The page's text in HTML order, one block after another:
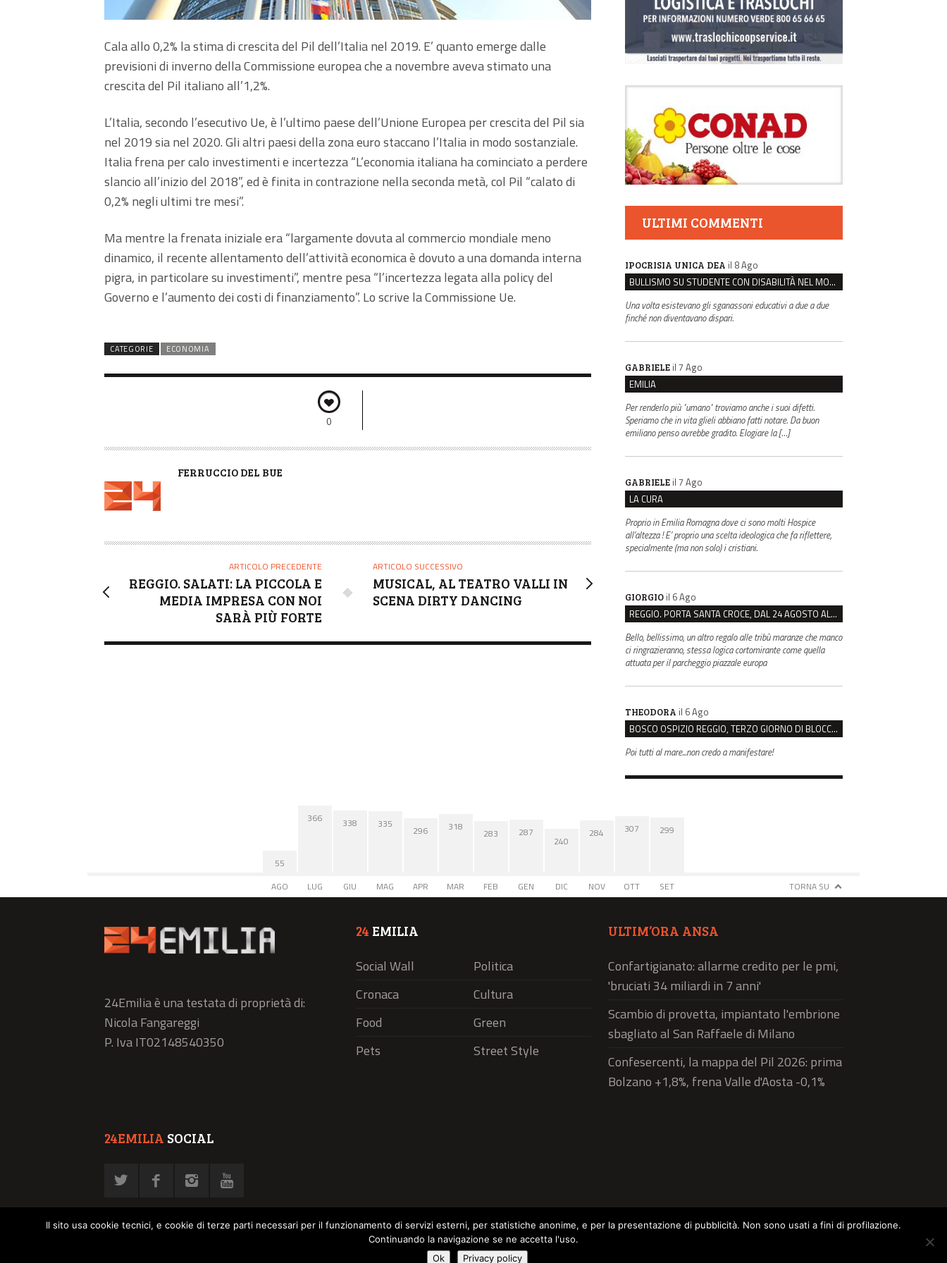
Cala allo 0,2% la stima di crescita del Pil dell’Italia nel 2019. E’ quanto emerge dalle
previsioni di inverno della Commissione europea che a novembre aveva stimato una
crescita del Pil italiano all’1,2%.
L’Italia, secondo l’esecutivo Ue, è l’ultimo paese dell’Unione Europea per crescita del Pil sia
nel 2019 sia nel 2020. Gli altri paesi della zona euro staccano l’Italia in modo sostanziale.
Italia frena per calo investimenti e incertezza “L’economia italiana ha cominciato a perdere
slancio all’inizio del 2018”, ed è finita in contrazione nella seconda metà, col Pil “calato di
0,2% negli ultimi tre mesi”.
Ma mentre la frenata iniziale era “largamente dovuta al commercio mondiale meno
dinamico, il recente allentamento dell’attività economica è dovuto a una domanda interna
pigra, in particolare su investimenti”, mentre pesa “l’incertezza legata alla policy del
Governo e l’aumento dei costi di finanziamento”. Lo scrive la Commissione Ue.
CATEGORIE ECONOMIA
0
A
R
FERRUCCIO DEL BUE
ARTICOLO PRECEDENTE
REGGIO. SALATI: LA PICCOLA E
MEDIA IMPRESA CON NOI
SARÀ PIÙ FORTE
ARTICOLO SUCCESSIVO
MUSICAL, AL TEATRO VALLI IN
SCENA DIRTY DANCING
ULTIMI COMMENTI
IPOCRISIA UNICA DEA il 8 Ago
BULLISMO SU STUDENTE CON DISABILITÀ NEL MODENESE, INDAGATI DUE RAGAZZI DI 16 ANNI
Una volta esistevano gli sganassoni educativi a due a due
finché non diventavano dispari.
GABRIELE il 7 Ago
EMILIA
Per renderlo più "umano" troviamo anche i suoi difetti.
Speriamo che in vita glieli abbiano fatti notare. Da buon
emiliano penso avrebbe gradito. Elogiare la […]
GABRIELE il 7 Ago
LA CURA
Proprio in Emilia Romagna dove ci sono molti Hospice
all’altezza ! E’ proprio una scelta ideologica che fa riflettere,
specialmente (ma non solo) i cristiani.
GIORGIO il 6 Ago
REGGIO. PORTA SANTA CROCE, DAL 24 AGOSTO AL VIA IL CANTIERE PER IL NUOVO COLLETTORE FOGNARIO
Bello, bellissimo, un altro regalo alle tribù maranze che manco
ci ringrazieranno, stessa logica cortomirante come quella
attuata per il parcheggio piazzale europa
THEODORA il 6 Ago
BOSCO OSPIZIO REGGIO, TERZO GIORNO DI BLOCCO. IL COMITATO: “PRESIDIO FINO A VENERDÌ”
Poi tutti al mare...non credo a manifestare!
55
AGO
366
LUG
338
GIU
335
MAG
296
APR
318
MAR
283
FEB
287
GEN
240
DIC
284
NOV
307
OTT
299
SET TORNA SU
24Emilia è una testata di proprietà di:
Nicola Fangareggi
P. Iva IT02148540350
24 EMILIA
Social Wall
Politica
Cronaca
Cultura
Food
Green
Pets
Street Style
ULTIM’ORA ANSA
Confartigianato: allarme credito per le pmi,
'bruciati 34 miliardi in 7 anni'
Scambio di provetta, impiantato l'embrione
sbagliato al San Raffaele di Milano
Confesercenti, la mappa del Pil 2026: prima
Bolzano +1,8%, frena Valle d'Aosta -0,1%
24EMILIA SOCIAL
Social Wall Politica
Il sito usa cookie tecnici, e cookie di terze parti necessari per il funzionamento di servizi esterni, per statistiche anonime, e per la presentazione di pubblicità. Non sono usati a fini di profilazione.
Continuando la navigazione se ne accetta l'uso.
Ok
Privacy policy